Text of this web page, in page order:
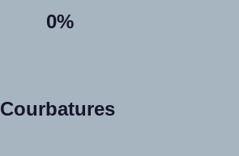
0%
Courbatures